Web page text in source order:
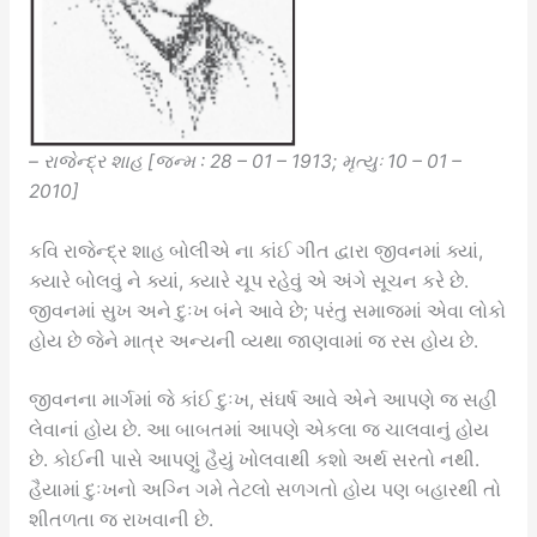
– રાજેન્દ્ર શાહ [જન્મ : 28 – 01 – 1913; મૃત્યુઃ 10 – 01 –
2010]
કવિ રાજેન્દ્ર શાહ બોલીએ ના કાંઈ ગીત દ્વારા જીવનમાં ક્યાં,
ક્યારે બોલવું ને ક્યાં, ક્યારે ચૂપ રહેવું એ અંગે સૂચન કરે છે.
જીવનમાં સુખ અને દુઃખ બંને આવે છે; પરંતુ સમાજમાં એવા લોકો
હોય છે જેને માત્ર અન્યની વ્યથા જાણવામાં જ રસ હોય છે.
જીવનના માર્ગમાં જે કાંઈ દુઃખ, સંઘર્ષ આવે એને આપણે જ સહી
લેવાનાં હોય છે. આ બાબતમાં આપણે એકલા જ ચાલવાનું હોય
છે. કોઈની પાસે આપણું હૈયું ખોલવાથી કશો અર્થ સરતો નથી.
હૈયામાં દુઃખનો અગ્નિ ગમે તેટલો સળગતો હોય પણ બહારથી તો
શીતળતા જ રાખવાની છે.